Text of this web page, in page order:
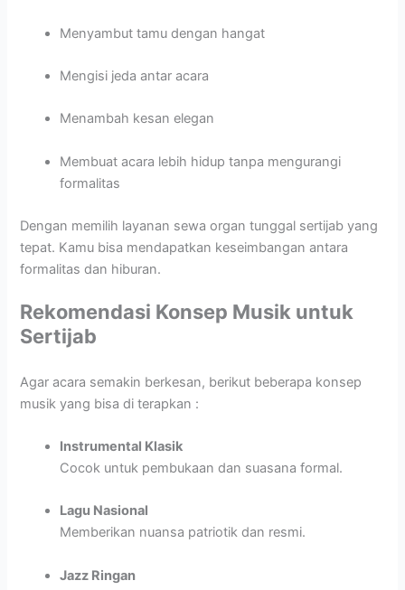
Menyambut tamu dengan hangat
Mengisi jeda antar acara
Menambah kesan elegan
Membuat acara lebih hidup tanpa mengurangi
formalitas
Dengan memilih layanan sewa organ tunggal sertijab yang
tepat. Kamu bisa mendapatkan keseimbangan antara
formalitas dan hiburan.
Rekomendasi Konsep Musik untuk
Sertijab
Agar acara semakin berkesan, berikut beberapa konsep
musik yang bisa di terapkan :
Instrumental Klasik
Cocok untuk pembukaan dan suasana formal.
Lagu Nasional
Memberikan nuansa patriotik dan resmi.
Jazz Ringan